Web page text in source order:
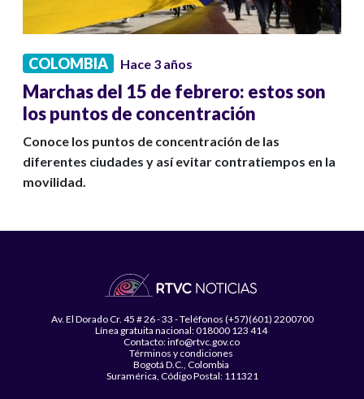
COLOMBIA Hace 3 años
Marchas del 15 de febrero: estos son
los puntos de concentración
Conoce los puntos de concentración de las
diferentes ciudades y así evitar contratiempos en la
movilidad.
Av. El Dorado Cr. 45 # 26 - 33 - Teléfonos (+57)(601) 2200700
Línea gratuita nacional: 018000 123 414
Contacto: info@rtvc.gov.co
Términos y condiciones
Bogotá D.C., Colombia
Suramérica, Código Postal: 111321